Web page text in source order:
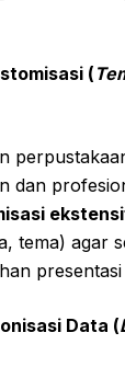
(
dan
tema) agar
presentasi
Data (